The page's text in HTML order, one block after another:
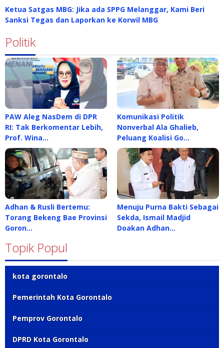
Ketua Satgas MBG: Jika ada SPPG Melanggar, Kami Beri
Sanksi Tegas dan Laporkan ke Korwil MBG
Politik
PAW Aleg NasDem di DPR
RI: Tak Berkomentar Lebih,
Prof. Wina…
Komunikasi Politik
Nonverbal Ala Ghalieb,
Peluang Koalisi Go…
Adhan & Rusli Bertemu:
Torang Bekeng Bae Provinsi
Goron…
Menuju Purna Bakti Sebagai
Sekda, Ismail Madjid
Doakan Adhan…
Topik Popul
kota gorontalo
Pemerintah Kota Gorontalo
Pemprov Gorontalo
DPRD Kota Gorontalo